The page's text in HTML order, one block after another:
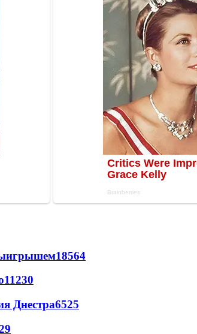
18564
11230
Днестра6525